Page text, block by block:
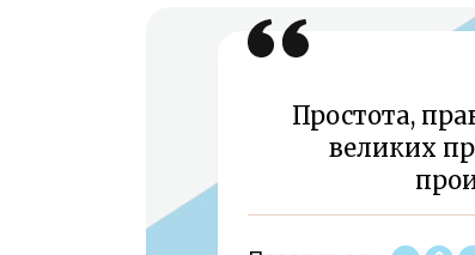
Простота,
великих